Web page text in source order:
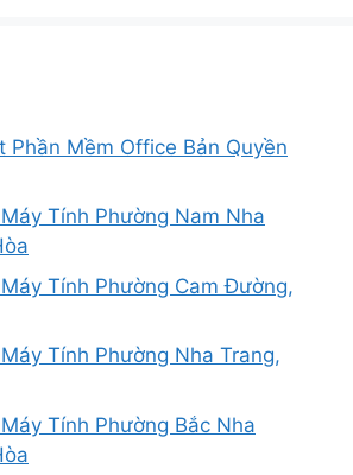
Phần Mềm Office Bản Quyền
Tính Phường Nam Nha
Tính Phường Cam Đường,
Tính Phường Nha Trang,
Tính Phường Bắc Nha